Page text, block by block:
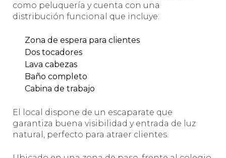
como peluquería y cuenta con una
distribución funcional que incluye:
Zona de espera para clientes
Dos tocadores
Lava cabezas
Baño completo
Cabina de trabajo
El local dispone de un escaparate que
garantiza buena visibilidad y entrada de luz
natural, perfecto para atraer clientes.